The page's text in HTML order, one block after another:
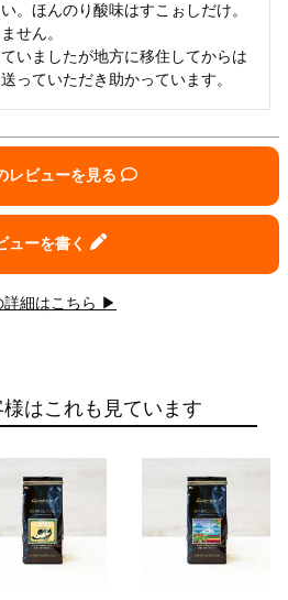
。ほんのり酸味はすこぉしだけ。
せん。
いましたが地方に移住してからは
っていただき助かっています。
レビューを見る
ューを書く
詳細はこちら ▶
はこれも見ています